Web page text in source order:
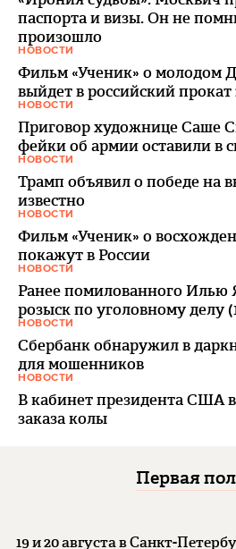
паспорта и визы. Он не
произошло
НОВОСТИ
Фильм «Ученик» о молодом
выйдет в российский прокат
НОВОСТИ
Приговор художнице Саше
фейки об армии оставили в
НОВОСТИ
Трамп объявил о победе на
известно
НОВОСТИ
Фильм «Ученик» о
покажут в России
НОВОСТИ
Ранее помилованного Илью
розыск по уголовному делу
НОВОСТИ
Сбербанк обнаружил в
для мошенников
НОВОСТИ
В кабинет президента США
заказа колы
Первая
19 и 20 августа в Санкт-